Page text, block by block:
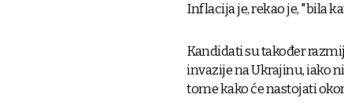
Inflacija je, rekao je, "bila
Kandidati su također
invazije na Ukrajinu, iako
tome kako će nastojati